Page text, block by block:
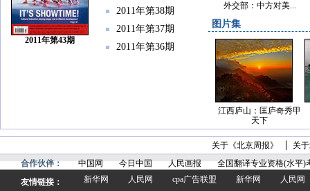
2011年第43期
2011年第38期
2011年第37期
2011年第36期
外交部：中方对美...
图片集
江西庐山：匡庐奇秀甲
天下
关于《北京周报》
关
合作伙伴：
中国网 今日中国 人民画报
全国翻译专业资格(水平)
友情链接：
新华网 人民网 cpa广告联盟 新华网 人民网